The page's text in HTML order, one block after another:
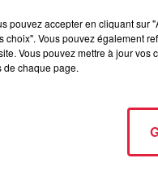
Sélestat
Anaëlle BONNET
pouvez accepter en cliquant sur
choix". Vous pouvez également
Vous pouvez mettre à jour vos
de chaque page.